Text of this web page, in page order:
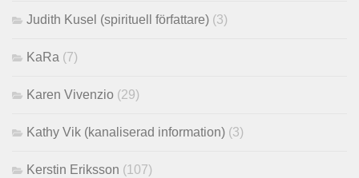
Judith Kusel (spirituell författare) (3)
KaRa (7)
Karen Vivenzio (29)
Kathy Vik (kanaliserad information) (3)
Kerstin Eriksson (107)